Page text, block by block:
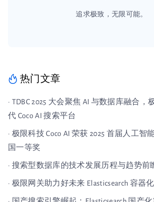
追求极致，无限可能。
热门文章
· TDBC 2025 大会聚焦 AI 与数据库融合
代 Coco AI 搜索平台
· 极限科技 Coco AI 荣获 2025 首届人工智
国一等奖
· 搜索型数据库的技术发展历程与趋势前
· 极限网关助力好未来 Elasticsearch 容器